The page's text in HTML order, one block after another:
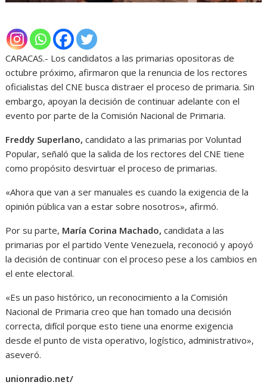
CARACAS.- Los candidatos a las primarias opositoras de
octubre próximo, afirmaron que la renuncia de los rectores
oficialistas del CNE busca distraer el proceso de primaria. Sin
embargo, apoyan la decisión de continuar adelante con el
evento por parte de la Comisión Nacional de Primaria.
Freddy Superlano,candidato a las primarias por Voluntad
Popular, señaló que la salida de los rectores del CNE tiene
como propósito desvirtuar el proceso de primarias.
«Ahora que van a ser manuales es cuando la exigencia de la
opinión pública van a estar sobre nosotros», afirmó.
Por su parte, María Corina Machado,candidata a las
primarias por el partido Vente Venezuela, reconoció y apoyó
la decisión de continuar con el proceso pese a los cambios en
el ente electoral.
«Es un paso histórico, un reconocimiento a la Comisión
Nacional de Primaria creo que han tomado una decisión
correcta, difícil porque esto tiene una enorme exigencia
desde el punto de vista operativo, logístico, administrativo»,
aseveró.
unionradio.net/